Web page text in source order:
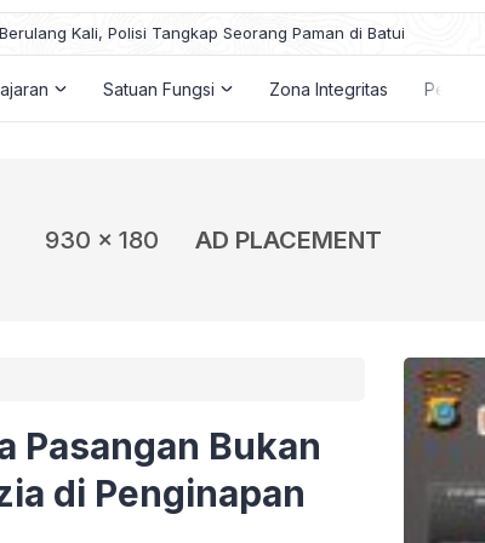
Kali, Polisi Tangkap Seorang Paman di Batui
Satuan Fungsi Zona Integritas
930 x 180 AD PLACEMENT
Pasangan Bukan
di Penginapan